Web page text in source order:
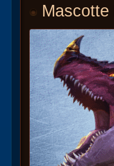
Mascotte